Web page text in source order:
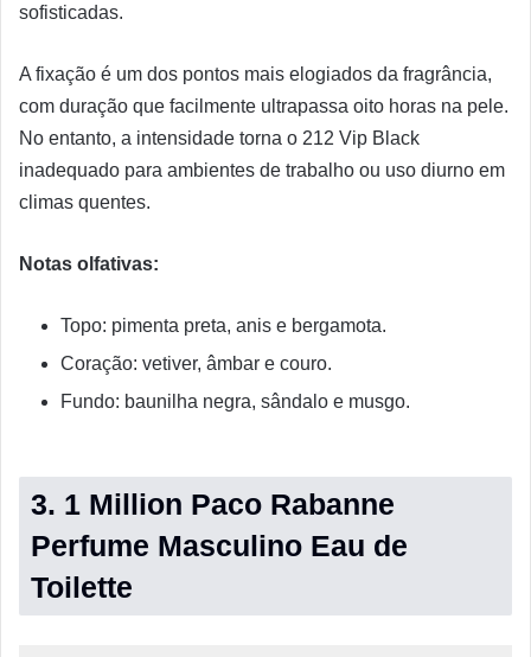
sofisticadas.
A fixação é um dos pontos mais elogiados da fragrância,
com duração que facilmente ultrapassa oito horas na pele.
No entanto, a intensidade torna o 212 Vip Black
inadequado para ambientes de trabalho ou uso diurno em
climas quentes.
Notas olfativas:
Topo: pimenta preta, anis e bergamota.
Coração: vetiver, âmbar e couro.
Fundo: baunilha negra, sândalo e musgo.
3. 1 Million Paco Rabanne
Perfume Masculino Eau de
Toilette